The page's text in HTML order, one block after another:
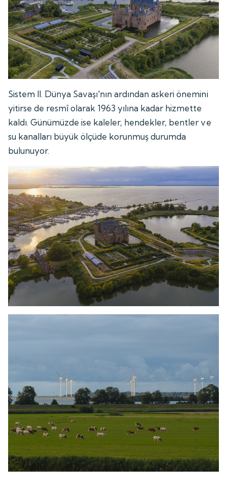
Sistem II. Dünya Savaşı'nın ardından askeri önemini
yitirse de resmî olarak 1963 yılına kadar hizmette
kaldı. Günümüzde ise kaleler, hendekler, bentler ve
su kanalları büyük ölçüde korunmuş durumda
bulunuyor.